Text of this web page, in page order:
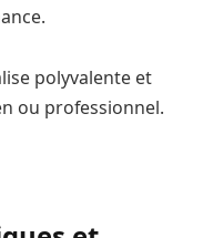
polyvalente et
ou professionnel.